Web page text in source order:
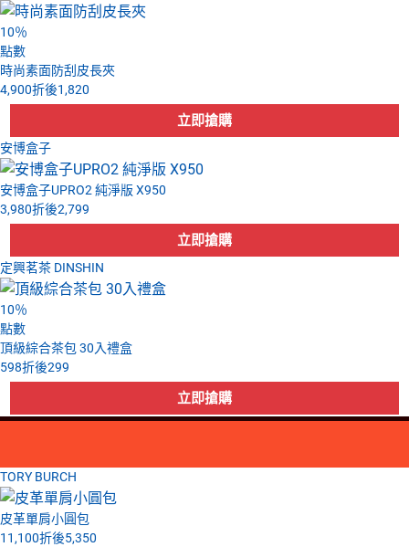
10％
點數
時尚素面防刮皮長夾
4,900折後1,820
安博盒子
安博盒子UPRO2 純淨版 X950
3,980折後2,799
定興茗茶 DINSHIN
10％
點數
頂級綜合茶包 30入禮盒
598折後299
TORY BURCH
皮革單肩小圓包
11,100折後5,350